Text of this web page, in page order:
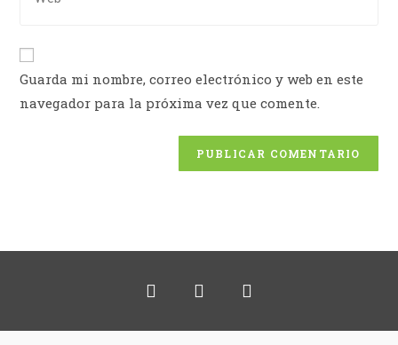
Guarda mi nombre, correo electrónico y web en este
navegador para la próxima vez que comente.